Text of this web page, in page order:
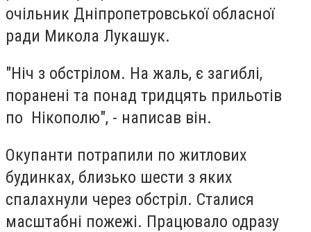
очільник Дніпропетровської обласної
ради Микола Лукашук.
"Ніч з обстрілом. На жаль, є загиблі,
поранені та понад тридцять прильотів
по Нікополю", - написав він.
Окупанти потрапили по житлових
будинках, близько шести з яких
спалахнули через обстріл. Сталися
масштабні пожежі. Працювало одразу